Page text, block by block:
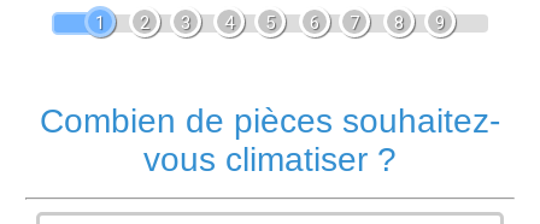
1 2 3 4 5 6 7 8 9
Combien de pièces souhaitez-
vous climatiser ?